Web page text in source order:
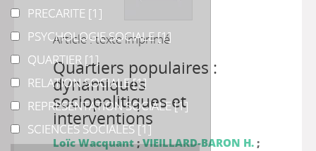
Article : texte imprimé
Quartiers populaires :
dynamiques
sociopolitiques et
interventions
Loïc Wacquant;VIEILLARD-BARON H.;
PRECARITE
PRECARITE [1]
PSYCHOLOGIE SOCIALE
PSYCHOLOGIE SOCIALE[1]
QUARTIER
QUARTIER [1]
RELATION SOCIALE
RELATION SOCIALE[1]
REPRESENTATION SOCIALE
REPRESENTATION SOCIALE[1]
SCIENCES SOCIALES
SCIENCES SOCIALES[1]